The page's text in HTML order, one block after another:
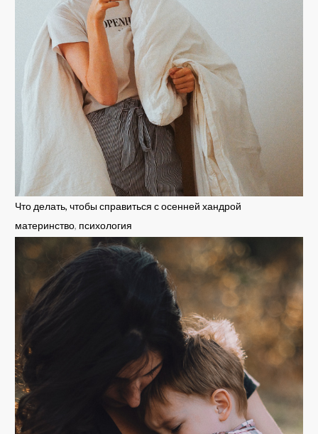
Что делать, чтобы справиться с осенней хандрой
материнство, психология